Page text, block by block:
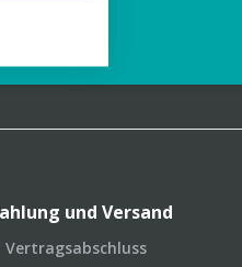
und Versand
Vertragsabschluss